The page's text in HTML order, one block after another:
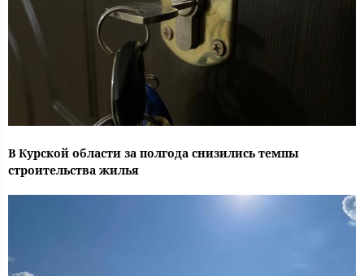
В Курской области за полгода снизились темпы
строительства жилья